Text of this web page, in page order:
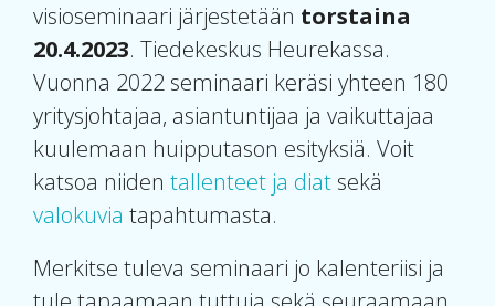
visioseminaari järjestetään torstaina
20.4.2023. Tiedekeskus Heurekassa.
Vuonna 2022 seminaari keräsi yhteen 180
yritysjohtajaa, asiantuntijaa ja vaikuttajaa
kuulemaan huipputason esityksiä. Voit
katsoa niiden tallenteet ja diat sekä
valokuvia tapahtumasta.
Merkitse tuleva seminaari jo kalenteriisi ja